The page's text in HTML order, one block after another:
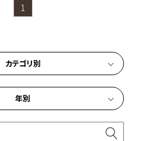
1
カテゴリ別
年別